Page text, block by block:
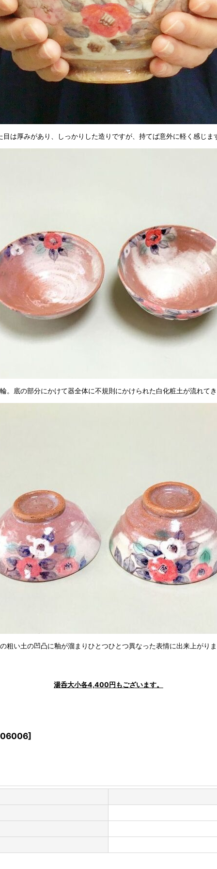
目は厚みがあり、しっかりした造りですが、持てば意外に軽く感じま
。底の部分にかけて器全体に不規則にかけられた白化粧土が流れて
粗い土の凹凸に釉が溜まりひとつひとつ異なった表情に出来上がり
湯呑大小各4,400円もございます。
]